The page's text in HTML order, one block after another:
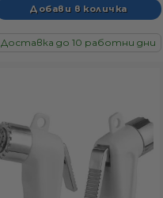
Доставка до 10 работни дни